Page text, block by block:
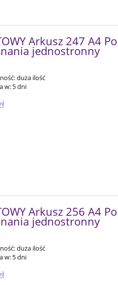
Arkusz 247 A4
jednostronny
duża ilość
w: 5 dni
Arkusz 256 A4
jednostronny
duża ilość
w: 5 dni